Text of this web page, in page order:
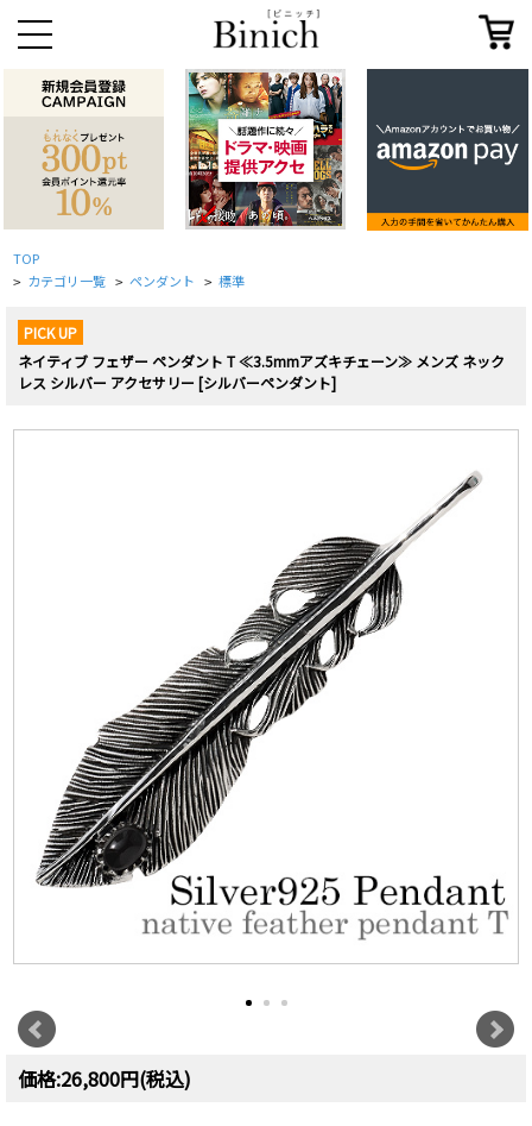
TOP
> カテゴリ一覧 > ペンダント > 標準
PICK UP
ネイティブ フェザー ペンダント T ≪3.5mmアズキチェーン≫ メンズ ネック
レス シルバー アクセサリー [シルバーペンダント]
価格:26,800円(税込)